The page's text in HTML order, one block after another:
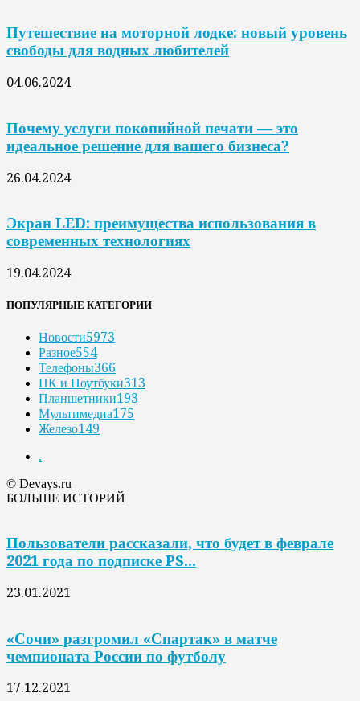
Путешествие на моторной лодке: новый уровень
свободы для водных любителей
04.06.2024
Почему услуги покопийной печати — это
идеальное решение для вашего бизнеса?
26.04.2024
Экран LED: преимущества использования в
современных технологиях
19.04.2024
ПОПУЛЯРНЫЕ КАТЕГОРИИ
Новости5973
Разное554
Телефоны366
ПК и Ноутбуки313
Планшетники193
Мультимедиа175
Железо149
.
© Devays.ru
БОЛЬШЕ ИСТОРИЙ
Пользователи рассказали, что будет в феврале
2021 года по подписке PS...
23.01.2021
«Сочи» разгромил «Спартак» в матче
чемпионата России по футболу
17.12.2021